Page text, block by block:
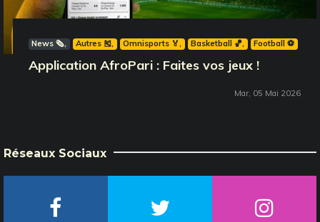
News 🗞️ Autres 🎽 Omnisports 🏅 Basketball 🏀 Football ⚽️
Application AfroPari : Faites vos jeux !
Mar, 05 Mai 2026
Réseaux Sociaux